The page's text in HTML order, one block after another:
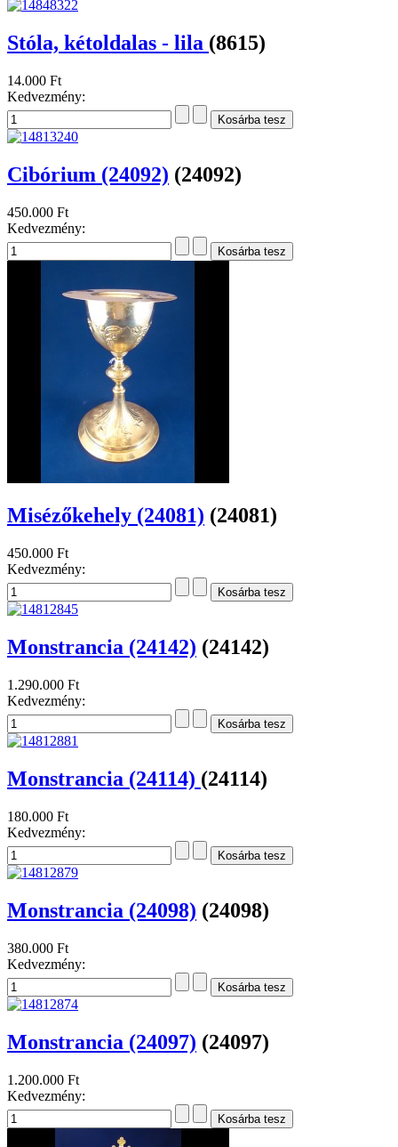
Stóla, kétoldalas - lila (8615)
14.000 Ft
Kedvezmény:
Cibórium (24092) (24092)
450.000 Ft
Kedvezmény:
Misézőkehely (24081) (24081)
450.000 Ft
Kedvezmény:
Monstrancia (24142) (24142)
1.290.000 Ft
Kedvezmény:
Monstrancia (24114) (24114)
180.000 Ft
Kedvezmény:
Monstrancia (24098) (24098)
380.000 Ft
Kedvezmény:
Monstrancia (24097) (24097)
1.200.000 Ft
Kedvezmény: